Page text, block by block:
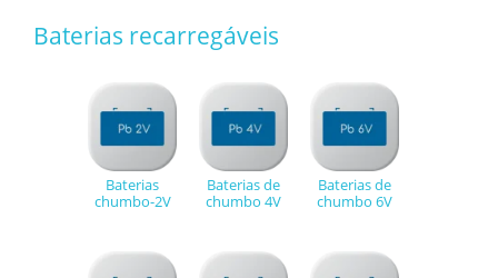
Baterias recarregáveis
Baterias
chumbo-2V
Baterias de
chumbo 4V
Baterias de
chumbo 6V